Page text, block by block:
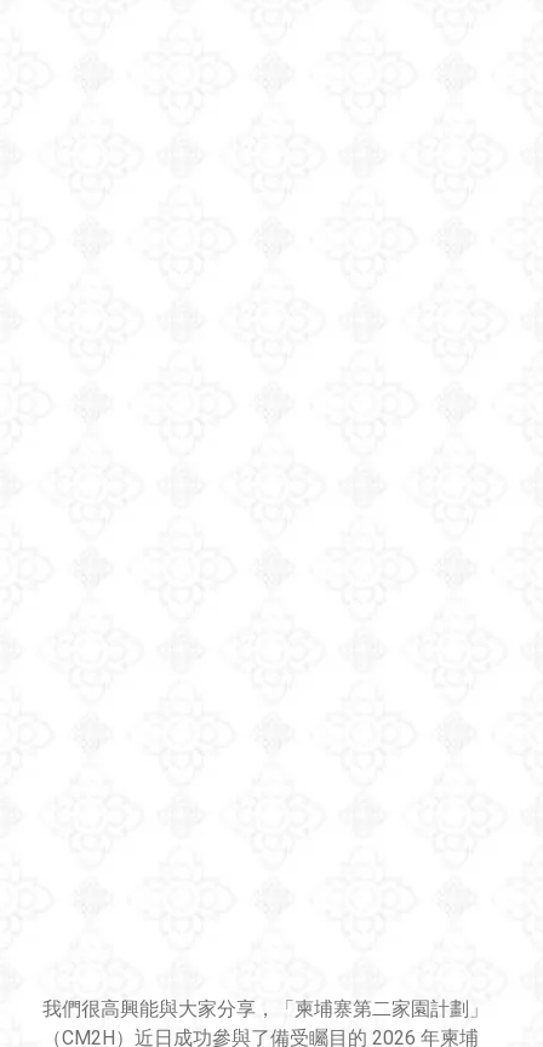
我們很高興能與大家分享，「柬埔寨第二家園計劃」
（CM2H）近日成功參與了備受矚目的 2026 年柬埔